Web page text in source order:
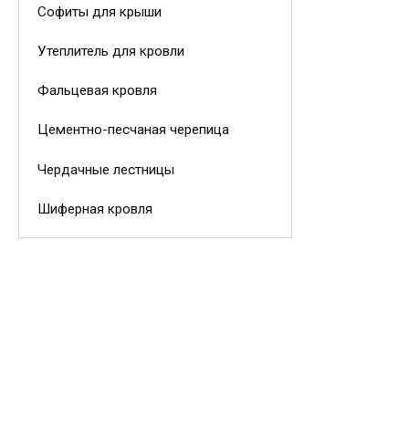
Софиты для крыши
Утеплитель для кровли
Фальцевая кровля
Цементно-песчаная черепица
Чердачные лестницы
Шиферная кровля